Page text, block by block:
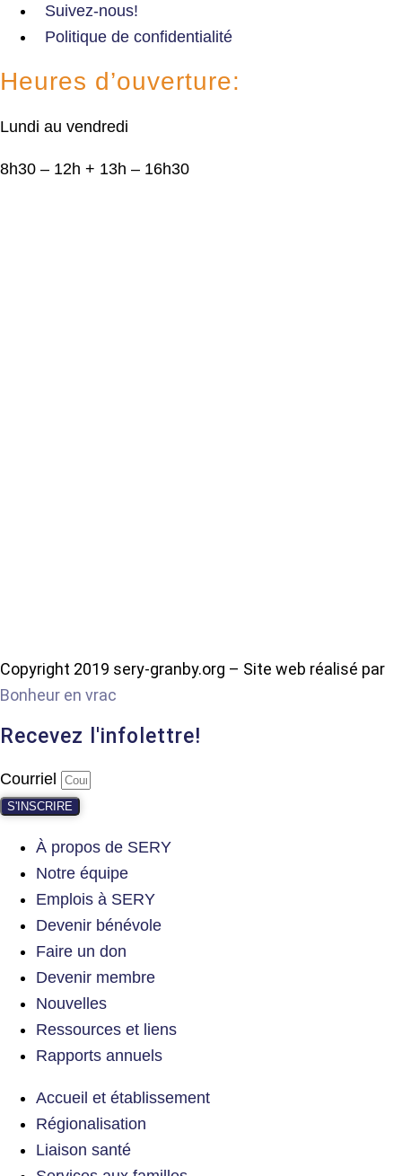
Suivez-nous!
Politique de confidentialité
Heures d’ouverture:
Lundi au vendredi
8h30 – 12h + 13h – 16h30
Copyright 2019 sery-granby.org – Site web réalisé par
Bonheur en vrac
Recevez l'infolettre!
Courriel
S'INSCRIRE
À propos de SERY
Notre équipe
Emplois à SERY
Devenir bénévole
Faire un don
Devenir membre
Nouvelles
Ressources et liens
Rapports annuels
Accueil et établissement
Régionalisation
Liaison santé